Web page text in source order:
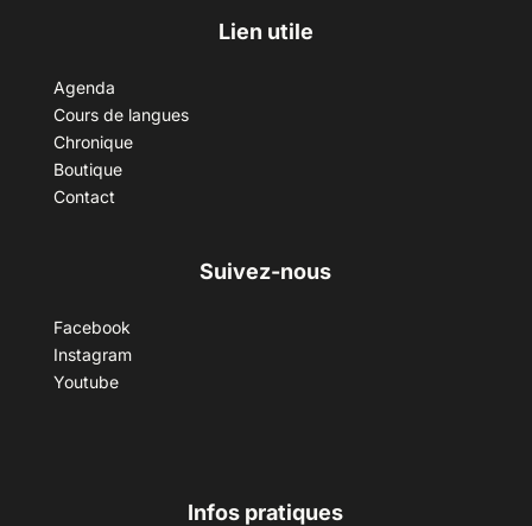
Lien utile
Agenda
Cours de langues
Chronique
Boutique
Contact
Suivez-nous
Facebook
Instagram
Youtube
Infos pratiques